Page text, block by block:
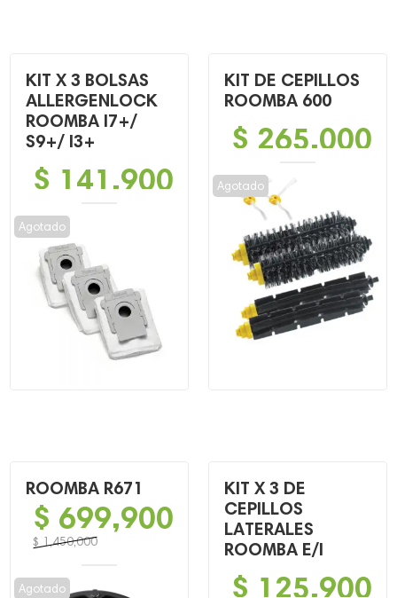
KIT X 3 BOLSAS
ALLERGENLOCK
ROOMBA I7+/
S9+/ I3+
$ 141,900
Agotado
KIT DE CEPILLOS
ROOMBA 600
$ 265,000
Agotado
ROOMBA R671
$ 1,450,000
precio
$ 699,900
precio
Agotado
KIT X 3 DE
CEPILLOS
LATERALES
ROOMBA E/I
$ 125,900